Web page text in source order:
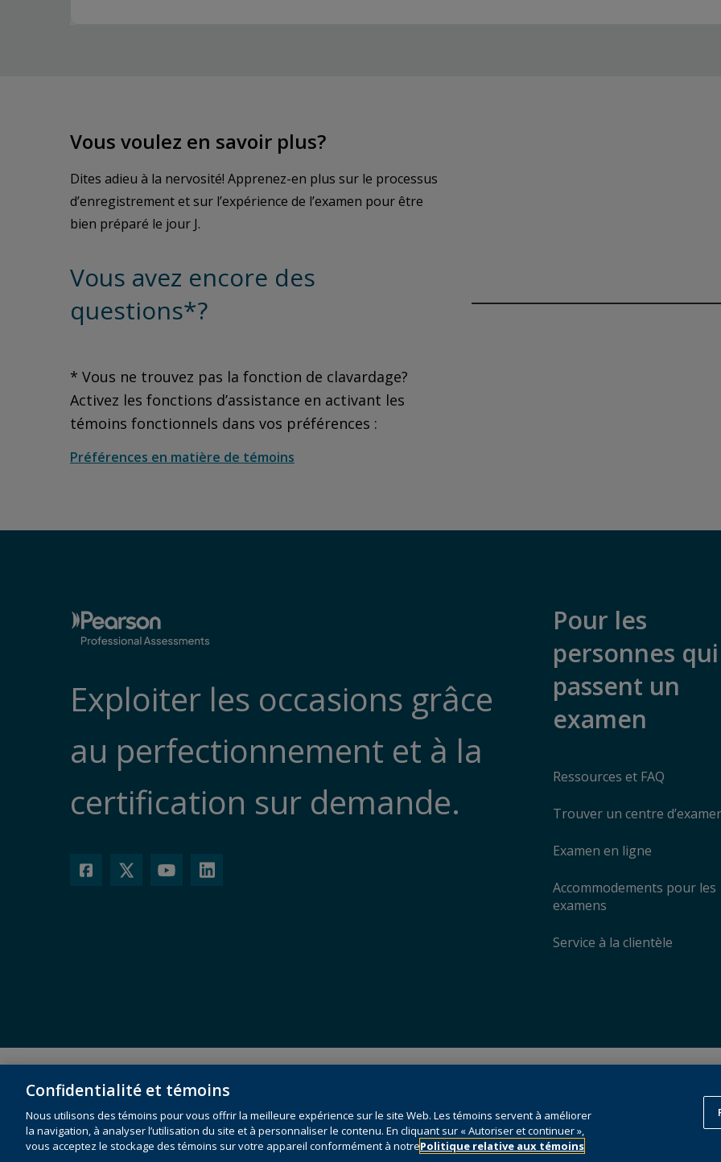
Vous voulez en savoir plus?
Dites adieu à la nervosité! Apprenez-en plus sur le processus
d’enregistrement et sur l’expérience de l’examen pour être
bien préparé le jour J.
Vous avez encore des
questions*?
* Vous ne trouvez pas la fonction de clavardage?
Activez les fonctions d’assistance en activant les
témoins fonctionnels dans vos préférences :
Préférences en matière de témoins
Confidentialité et témoins
Exploiter les occasions grâce
au perfectionnement et à la
certification sur demande.
Pour les
personnes qui
passent un
examen
Ressources et FAQ
Trouver un centre
Examen en ligne
Accommodements pour les
examens
Service à la clientèle
Ce site Web utilise des
Préférences en matière de
Confidentialité et témoins
Nous utilisons des témoins pour vous offrir la meilleure expérience sur le site Web. Les témoins servent à améliorer
la navigation, à analyser l’utilisation du site et à personnaliser le contenu. En cliquant sur « Autoriser et continuer »,
vous acceptez le stockage des témoins sur votre appareil conformément à notrePolitique relative aux témoins